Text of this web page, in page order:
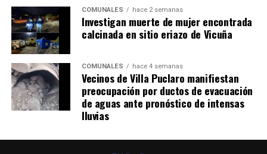
COMUNALES hace 2 semanas
Investigan muerte de mujer encontrada
calcinada en sitio eriazo de Vicuña
COMUNALES hace 4 semanas
Vecinos de Villa Puclaro manifiestan
preocupación por ductos de evacuación
de aguas ante pronóstico de intensas
lluvias